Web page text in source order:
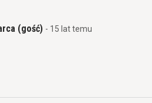
(gość) - 15 lat temu